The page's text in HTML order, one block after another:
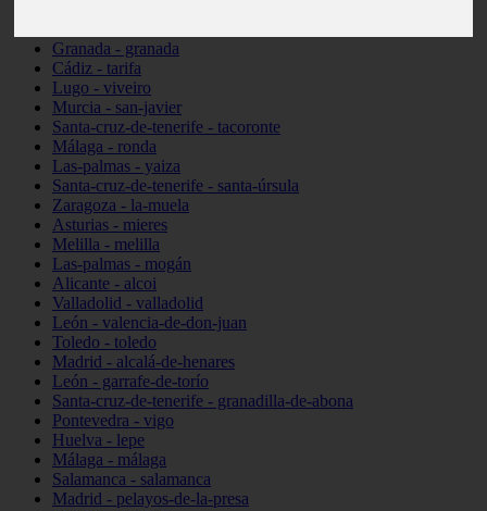
Granada - granada
Cádiz - tarifa
Lugo - viveiro
Murcia - san-javier
Santa-cruz-de-tenerife - tacoronte
Málaga - ronda
Las-palmas - yaiza
Santa-cruz-de-tenerife - santa-úrsula
Zaragoza - la-muela
Asturias - mieres
Melilla - melilla
Las-palmas - mogán
Alicante - alcoi
Valladolid - valladolid
León - valencia-de-don-juan
Toledo - toledo
Madrid - alcalá-de-henares
León - garrafe-de-torío
Santa-cruz-de-tenerife - granadilla-de-abona
Pontevedra - vigo
Huelva - lepe
Málaga - málaga
Salamanca - salamanca
Madrid - pelayos-de-la-presa